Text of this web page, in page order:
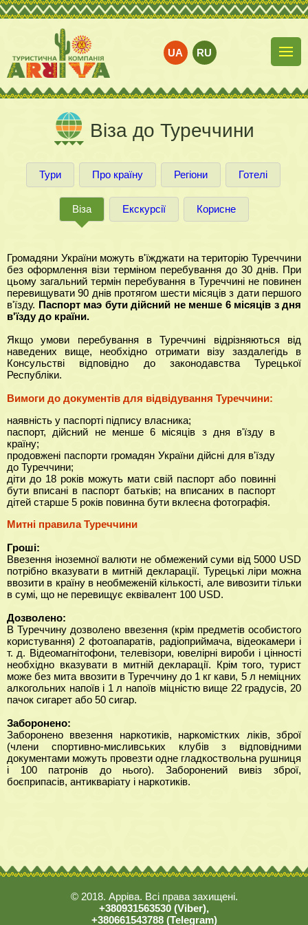
UA RU
Віза до Туреччини
Тури Про країну Регіони Готелі
Віза Екскурсії Корисне
Громадяни України можуть в'їжджати на територію Туреччини
без оформлення візи терміном перебування до 30 днів. При
цьому загальний термін перебування в Туреччині не повинен
перевищувати 90 днів протягом шести місяців з дати першого
в'їзду. Паспорт маэ бути дійсний не менше 6 місяців з дня
в'їзду до країни.
Якщо умови перебування в Туреччині відрізняються від
наведених вище, необхідно отримати візу заздалегідь в
Консульстві відповідно до законодавства Турецької
Республіки.
Вимоги до документів для відвідування Туреччини:
наявність у паспорті підпису власника;
паспорт, дійсний не менше 6 місяців з дня в'їзду в
країну;
продовжені паспорти громадян України дійсні для в'їзду
до Туреччини;
діти до 18 років можуть мати свій паспорт або повинні
бути вписані в паспорт батьків; на вписаних в паспорт
дітей старше 5 років повинна бути вклеєна фотографія.
Митні правила Туреччини
Гроші:
Ввезення іноземної валюти не обмежений суми від 5000 USD
потрібно вказувати в митній декларації. Турецькі ліри можна
ввозити в країну в необмеженій кількості, але вивозити тільки
в сумі, що не перевищує еквівалент 100 USD.
Дозволено:
В Туреччину дозволено ввезення (крім предметів особистого
користування) 2 фотоапаратів, радіоприймача, відеокамери і
т. д. Відеомагнітофони, телевізори, ювелірні вироби і цінності
необхідно вказувати в митній декларації. Крім того, турист
може без мита ввозити в Туреччину до 1 кг кави, 5 л неміцних
алкогольних напоїв і 1 л напоїв міцністю вище 22 градусів, 20
пачок сигарет або 50 сигар.
Заборонено:
Заборонено ввезення наркотиків, наркомістких ліків, зброї
(члени спортивно-мисливських клубів з відповідними
документами можуть провезти одне гладкоствольна рушниця
і 100 патронів до нього). Заборонений вивіз зброї,
боєприпасів, антикваріату і наркотиків.
© 2018. Арріва. Всі права захищені.
+380931563530 (Viber),
+380661543788 (Telegram)